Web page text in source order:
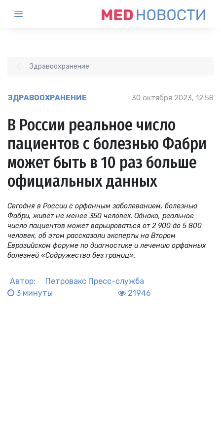
Здравоохранение
ЗДРАВООХРАНЕНИЕ 30 октября 2023, 12:58
В России реальное число
пациентов с болезнью Фабри
может быть в 10 раз больше
официальных данных
Сегодня в России с орфанным заболеванием, болезнью
Фабри, живет не менее 350 человек. Однако, реальное
число пациентов может варьироваться от 2 900 до 5 800
человек, об этом рассказали эксперты на Втором
Евразийском форуме по диагностике и лечению орфанных
болезней «Содружество без границ».
Автор:
Петровакс Пресс-служба
3 минуты
21946